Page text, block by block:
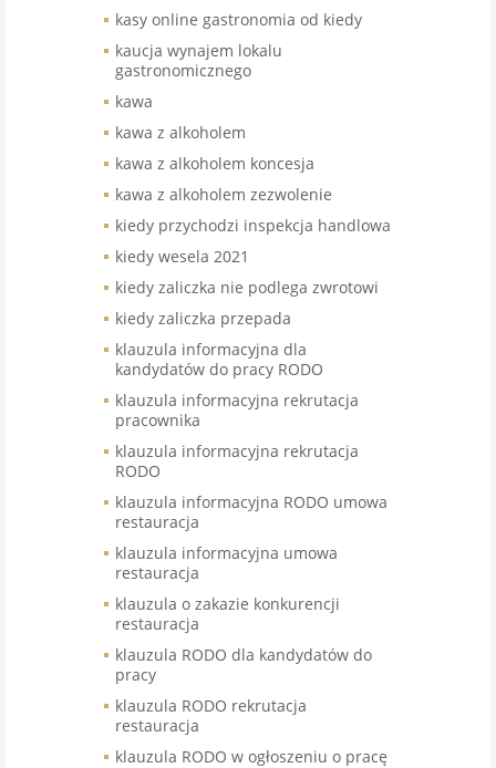
kasy online gastronomia od kiedy
kaucja wynajem lokalu
gastronomicznego
kawa
kawa z alkoholem
kawa z alkoholem koncesja
kawa z alkoholem zezwolenie
kiedy przychodzi inspekcja handlowa
kiedy wesela 2021
kiedy zaliczka nie podlega zwrotowi
kiedy zaliczka przepada
klauzula informacyjna dla
kandydatów do pracy RODO
klauzula informacyjna rekrutacja
pracownika
klauzula informacyjna rekrutacja
RODO
klauzula informacyjna RODO umowa
restauracja
klauzula informacyjna umowa
restauracja
klauzula o zakazie konkurencji
restauracja
klauzula RODO dla kandydatów do
pracy
klauzula RODO rekrutacja
restauracja
klauzula RODO w ogłoszeniu o pracę